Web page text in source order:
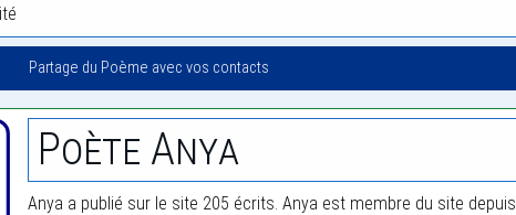
Partage du Poème avec vos contacts
Poète Anya
Anya a publié sur le site 205 écrits. Anya est membre du site depuis